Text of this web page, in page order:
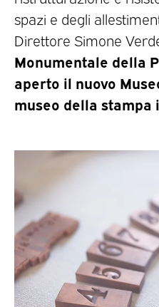
spazi e degli
Direttore Simone
Monumentale della
aperto il nuovo
museo della stampa